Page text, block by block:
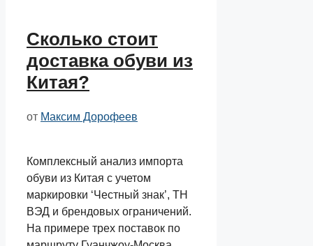
Сколько стоит
доставка обуви из
Китая?
от Максим Дорофеев
Комплексный анализ импорта
обуви из Китая с учетом
маркировки ‘Честный знак’, ТН
ВЭД и брендовых ограничений.
На примере трех поставок по